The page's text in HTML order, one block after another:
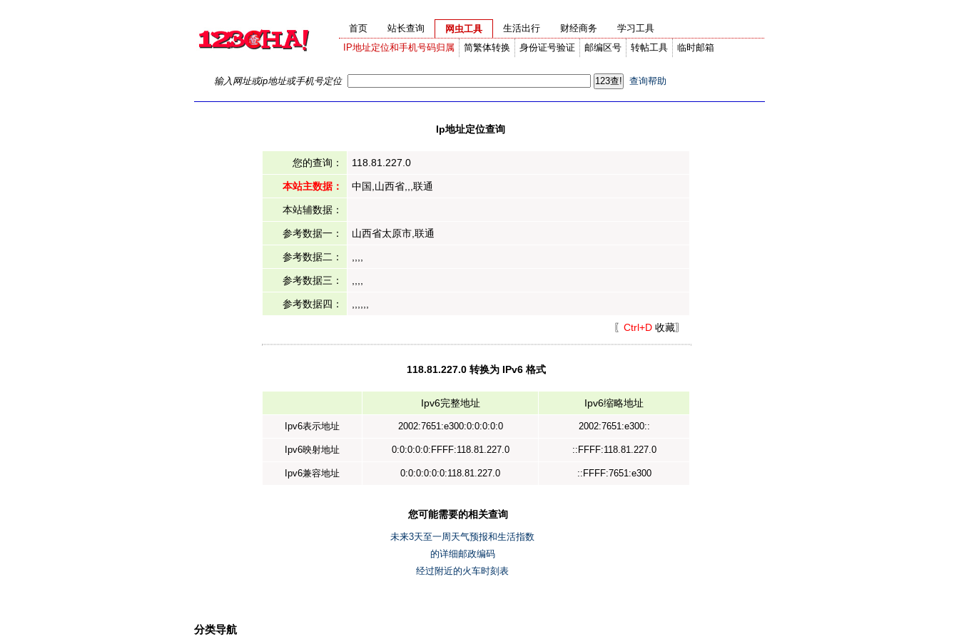
首页 站长查询
网虫工具
IP地址定位和手机号码归属
简繁体转换 身份证号验证 邮编区号 转帖工具 临时邮箱
生活出行 财经商务 学习工具
输入网址或ip地址或手机号定位 查询帮助
Ip地址定位查询
您的查询： 118.81.227.0
本站主数据： 中国,山西省,,,联通
本站辅数据：
参考数据一： 山西省太原市,联通
参考数据二：
参考数据三：
参考数据四：
〖 Ctrl+D 收藏〗
118.81.227.0 转换为 IPv6 格式
Ipv6完整地址 Ipv6缩略地址
Ipv6表示地址 2002:7651:e300:0:0:0:0:0 2002:7651:e300::
Ipv6映射地址 0:0:0:0:0:FFFF:118.81.227.0 ::FFFF:118.81.227.0
Ipv6兼容地址 0:0:0:0:0:0:118.81.227.0 ::FFFF:7651:e300
您可能需要的相关查询
未来3天至一周天气预报和生活指数
的详细邮政编码
经过附近的火车时刻表
分类导航